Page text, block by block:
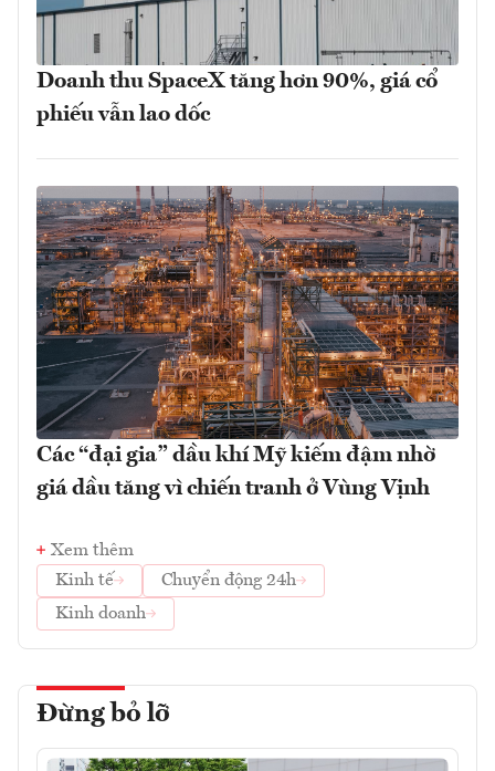
Doanh thu SpaceX tăng hơn 90%, giá cổ
phiếu vẫn lao dốc
Các “đại gia” dầu khí Mỹ kiếm đậm nhờ
giá dầu tăng vì chiến tranh ở Vùng Vịnh
Xem thêm
Kinh tế
Chuyển động 24h
Kinh doanh
Đừng bỏ lỡ